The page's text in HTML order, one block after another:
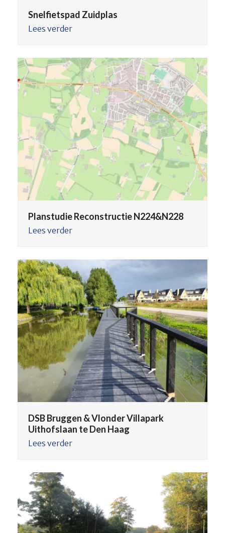
Snelfietspad Zuidplas
Lees verder
Planstudie Reconstructie N224&N228
Lees verder
DSB Bruggen & Vlonder Villapark
Uithofslaan te Den Haag
Lees verder